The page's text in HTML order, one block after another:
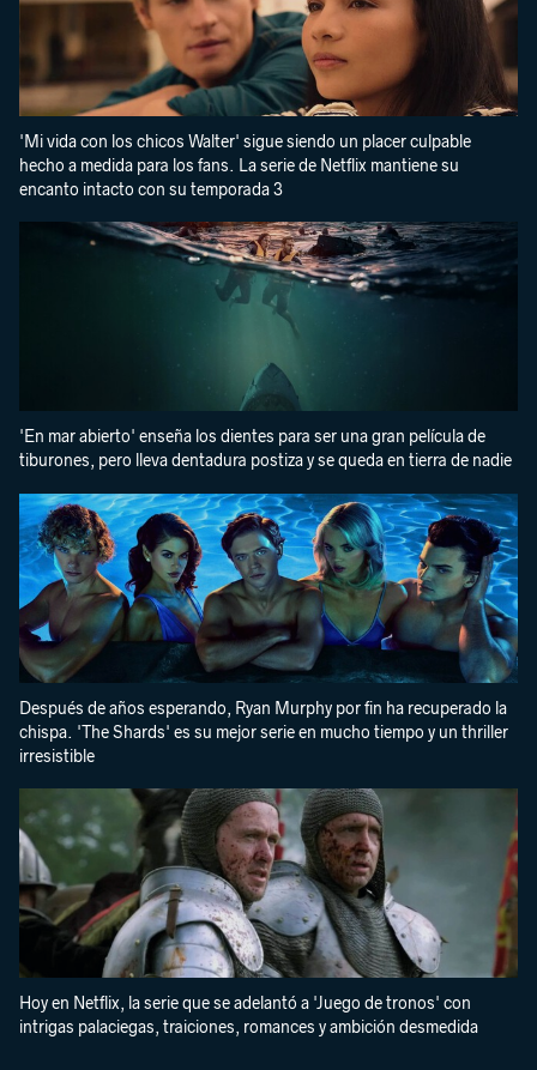
'Mi vida con los chicos Walter' sigue siendo un placer culpable
hecho a medida para los fans. La serie de Netflix mantiene su
encanto intacto con su temporada 3
'En mar abierto' enseña los dientes para ser una gran película de
tiburones, pero lleva dentadura postiza y se queda en tierra de nadie
Después de años esperando, Ryan Murphy por fin ha recuperado la
chispa. 'The Shards' es su mejor serie en mucho tiempo y un thriller
irresistible
Hoy en Netflix, la serie que se adelantó a 'Juego de tronos' con
intrigas palaciegas, traiciones, romances y ambición desmedida